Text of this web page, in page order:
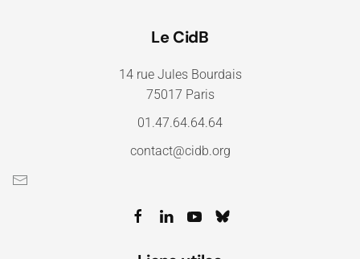
Le CidB
14 rue Jules Bourdais
75017 Paris
01.47.64.64.64
contact@cidb.org